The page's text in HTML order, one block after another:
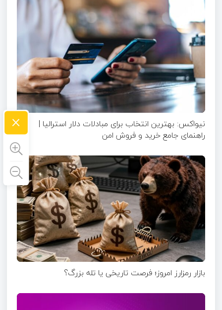
نیواکس: بهترین انتخاب برای مبادلات دلار استرالیا |
راهنمای جامع خرید و فروش امن
بازار رمزارز امروز؛ فرصت تاریخی یا تله بزرگ؟
×